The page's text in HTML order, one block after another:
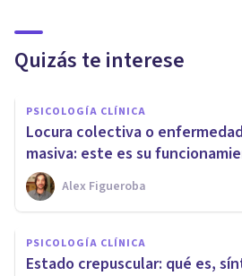
Quizás te interese
PSICOLOGÍA CLÍNICA
Locura colectiva o
masiva: este es su
Alex Figueroba
PSICOLOGÍA CLÍNICA
Estado crepuscular: qué es,